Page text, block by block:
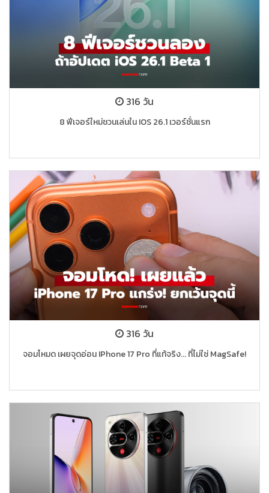
316 วัน
8 ฟีเจอร์ใหม่ชวนเล่นใน IOS 26.1 เวอร์ชั่นแรก
316 วัน
จอมโหมด เผยจุดอ่อน IPhone 17 Pro ที่แท้จริง... ที่ไม่ใช่ MagSafe!